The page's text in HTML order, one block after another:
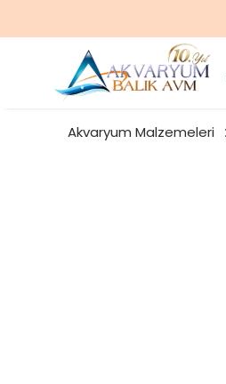
Akvaryum Malzemeleri